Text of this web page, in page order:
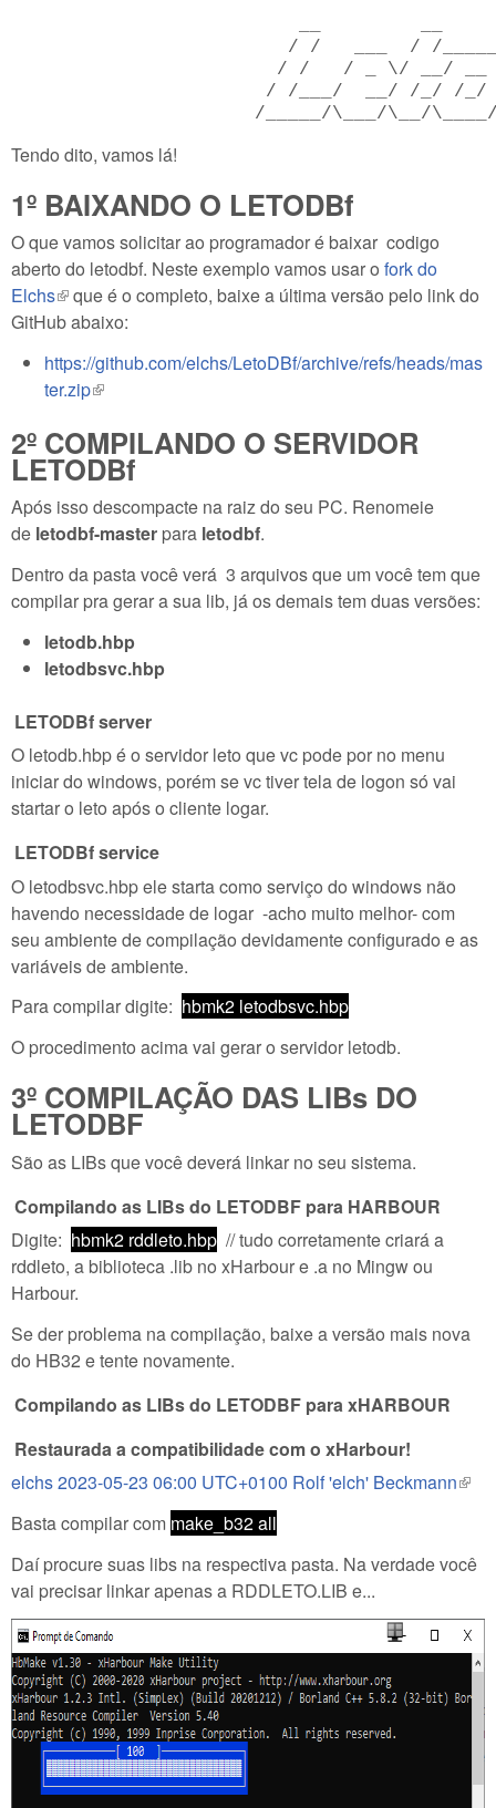
/ /   ___  / /
/ /   / _ \/ __/ __
/ /___/  __/ /_/ /_/
/_____/\___/\__/
Tendo dito, vamos lá!
1º BAIXANDO O LETODBf
O que vamos solicitar ao programador é baixar codigo
aberto do letodbf. Neste exemplo vamos usar o fork do
Elchs(link is external)
que é o completo, baixe a última versão pelo link do
GitHub abaixo:
https://github.com/elchs/LetoDBf/archive/refs/heads/mas
ter.zip(link is external)
2º COMPILANDO O SERVIDOR
LETODBf
Após isso descompacte na raiz do seu PC. Renomeie
de letodbf-master para letodbf.
Dentro da pasta você verá 3 arquivos que um você tem que
compilar pra gerar a sua lib, já os demais tem duas versões:
letodb.hbp
letodbsvc.hbp
LETODBf server
O letodb.hbp é o servidor leto que vc pode por no menu
iniciar do windows, porém se vc tiver tela de logon só vai
startar o leto após o cliente logar.
LETODBf service
O letodbsvc.hbp ele starta como serviço do windows não
havendo necessidade de logar -acho muito melhor- com
seu ambiente de compilação devidamente configurado e as
variáveis de ambiente.
Para compilar digite: hbmk2 letodbsvc.hbp
O procedimento acima vai gerar o servidor letodb.
3º COMPILAÇÃO DAS LIBs DO
LETODBF
São as LIBs que você deverá linkar no seu sistema.
Compilando as LIBs do LETODBF para HARBOUR
Digite: hbmk2 rddleto.hbp // tudo corretamente criará a
rddleto, a biblioteca .lib no xHarbour e .a no Mingw ou
Harbour.
Se der problema na compilação, baixe a versão mais nova
do HB32 e tente novamente.
Compilando as LIBs do LETODBF para xHARBOUR
Restaurada a compatibilidade com o xHarbour!
elchs 2023-05-23 06:00 UTC+0100 Rolf 'elch' Beckmann(link
Basta compilar com make_b32 all
Daí procure suas libs na respectiva pasta. Na verdade você
vai precisar linkar apenas a RDDLETO.LIB e...